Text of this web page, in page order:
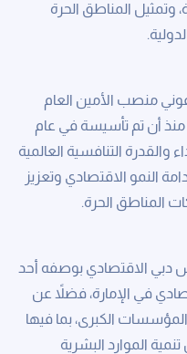
وﺗﻤﺜﻴﻞ اﻟﻤﻨﺎﻃﻖ اﻟﺤﺮة
ﻣﻨﺼﺐ اﻷﻣﻴﻦ اﻟﻌﺎم
منذ أن تم تأسيسة في عام
والقدرة التنافسية العالمية
النمو الاقتصادي وتعزيز
المناطق الحرة.
دﺑﻲ اﻻﻗﺘﺼﺎدي ﺑﻮﺻﻔﻪ أﺣﺪ
ﻓﻲ اﻹﻣﺎرة، ﻓﻀﻼً ﻋﻦ
اﻟﻜﺒﺮى، ﺑﻤﺎ ﻓﻴﻬﺎ
اﻟﻤﻮارد اﻟﺒﺸﺮﻳﺔ